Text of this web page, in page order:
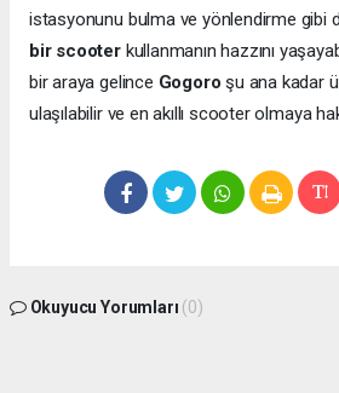
istasyonunu bulma ve yönlendirme gibi
bir scooterkullanmanın hazzını
bir araya gelince Gogoro şu ana kadar
ulaşılabilir ve en akıllı scooter olmaya
Okuyucu Yorumları (0)